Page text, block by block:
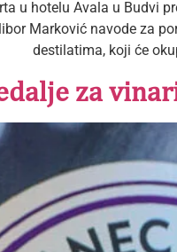
u hotelu Avala u Budvi
Marković navode za
destilatima, koji će
za